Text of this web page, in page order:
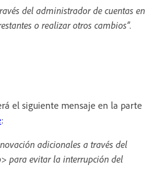
del administrador de cuentas en
o realizar otros cambios”.
el siguiente mensaje en la parte
:
adicionales a través del
para evitar la interrupción del